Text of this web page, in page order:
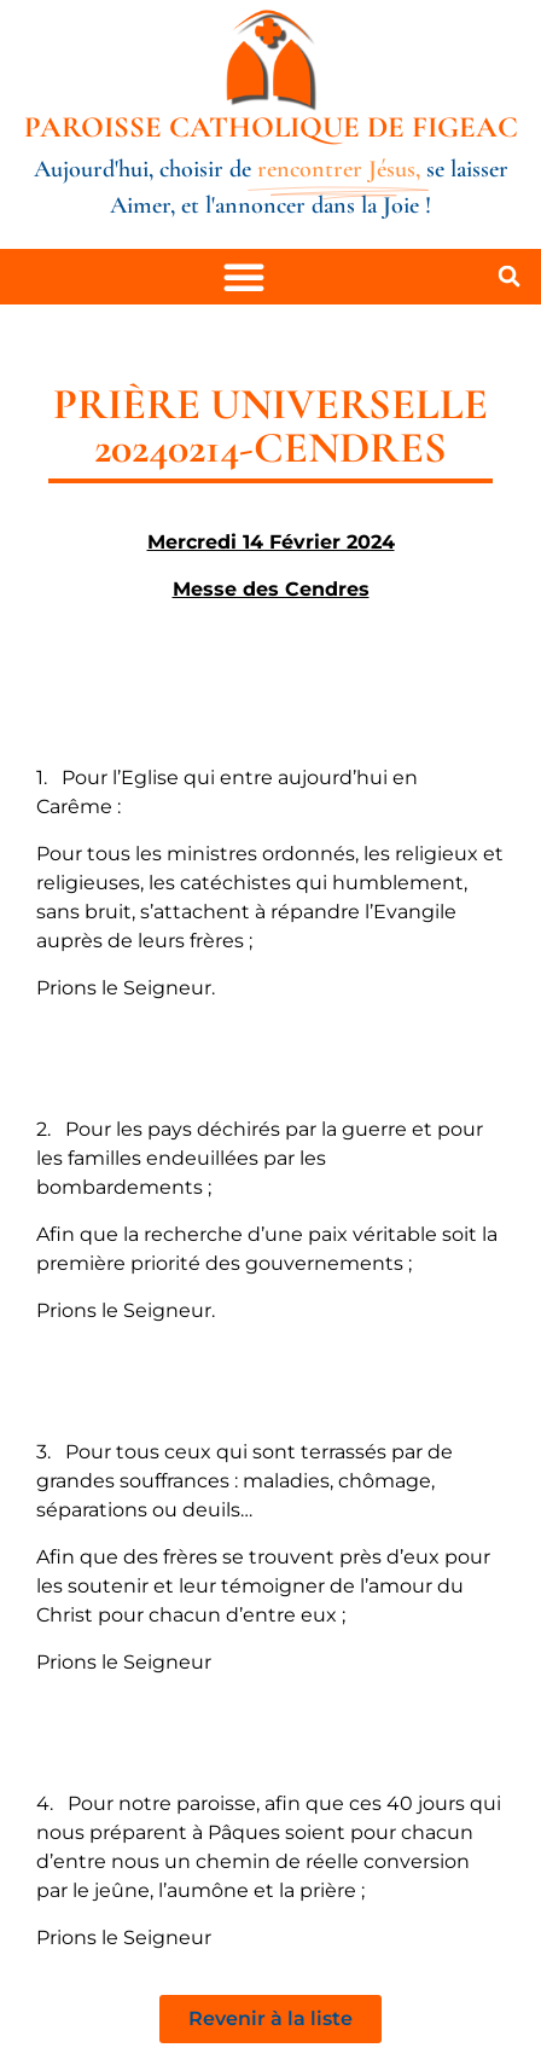
PAROISSE CATHOLIQUE DE FIGEAC
Aujourd'hui, choisir de rencontrer Jésus, se laisser
Aimer, et l'annoncer dans la Joie !
PRIÈRE UNIVERSELLE
20240214-CENDRES
Mercredi 14 Février 2024
Messe des Cendres
1. Pour l’Eglise qui entre aujourd’hui en
Carême :
Pour tous les ministres ordonnés, les religieux et
religieuses, les catéchistes qui humblement,
sans bruit, s’attachent à répandre l’Evangile
auprès de leurs frères ;
Prions le Seigneur.
2. Pour les pays déchirés par la guerre et pour
les familles endeuillées par les
bombardements ;
Afin que la recherche d’une paix véritable soit la
première priorité des gouvernements ;
Prions le Seigneur.
3. Pour tous ceux qui sont terrassés par de
grandes souffrances : maladies, chômage,
séparations ou deuils…
Afin que des frères se trouvent près d’eux pour
les soutenir et leur témoigner de l’amour du
Christ pour chacun d’entre eux ;
Prions le Seigneur
4. Pour notre paroisse, afin que ces 40 jours qui
nous préparent à Pâques soient pour chacun
d’entre nous un chemin de réelle conversion
par le jeûne, l’aumône et la prière ;
Prions le Seigneur
Revenir à la liste